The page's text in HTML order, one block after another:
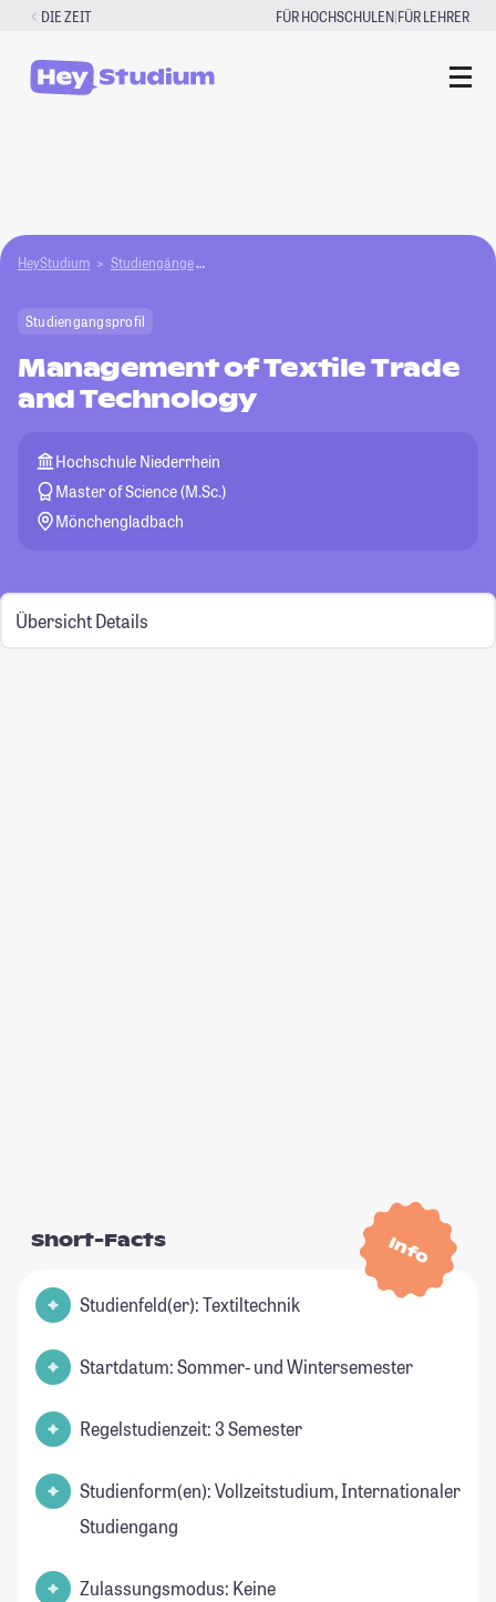
Zum
springen
DIE ZEIT FÜR HOCHSCHULEN|FÜR LEHRER
HeyStudium Studiengänge
Studiengangsprofil
Management of Textile Trade
and Technology
Hochschule Niederrhein
Master of Science (M.Sc.)
Mönchengladbach
Übersicht Details
Info
Short-Facts
Studienfeld(er): Textiltechnik
Startdatum: Sommer- und Wintersemester
Regelstudienzeit: 3 Semester
Studienform(en): Vollzeitstudium, Internationaler
Studiengang
Zulassungsmodus: Keine